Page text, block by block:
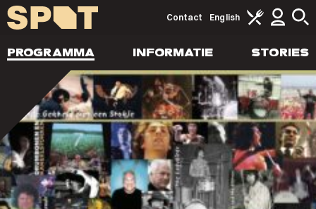
PROGRAMMA INFORMATIE STORIES
Contact English